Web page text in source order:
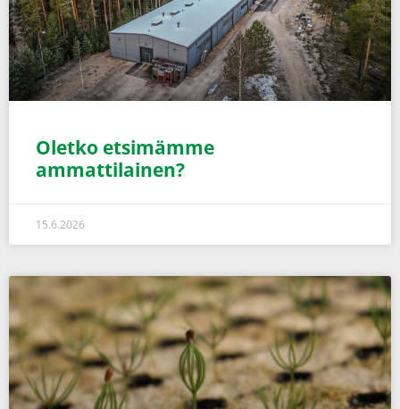
Oletko etsimämme
ammattilainen?
15.6.2026